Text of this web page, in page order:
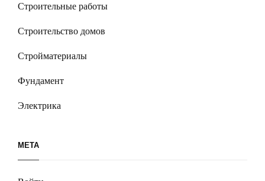
Строительные работы
Строительство домов
Стройматериалы
Фундамент
Электрика
МЕТА